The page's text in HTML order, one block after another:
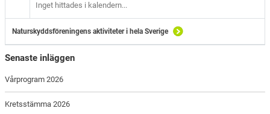
Inget hittades i kalendern...
Naturskyddsföreningens aktiviteter i hela Sverige
Senaste inläggen
Vårprogram 2026
Kretsstämma 2026